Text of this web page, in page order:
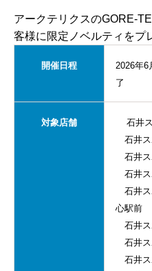
アークテリクスのGORE-
客様に限定ノベルティをプ
開催日程
2026年6
了
対象店舗
石井
石井
石井
石井ス
石井ス
心駅前
石井ス
石井
石井